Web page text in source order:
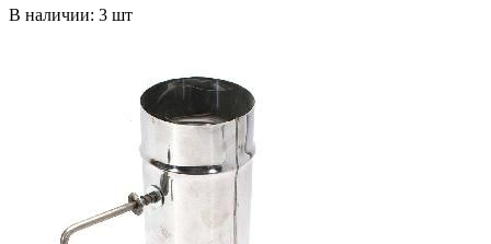
В наличии: 3 шт